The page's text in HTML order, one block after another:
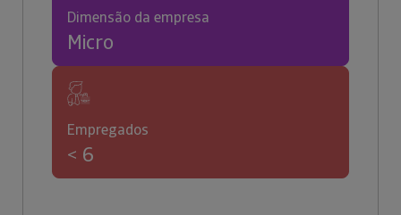
Dimensão da empresa
Micro
Empregados
< 6